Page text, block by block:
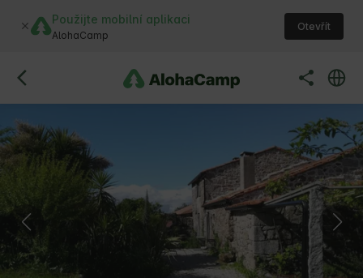
Použijte mobilní aplikaci
AlohaCamp
Otevřít